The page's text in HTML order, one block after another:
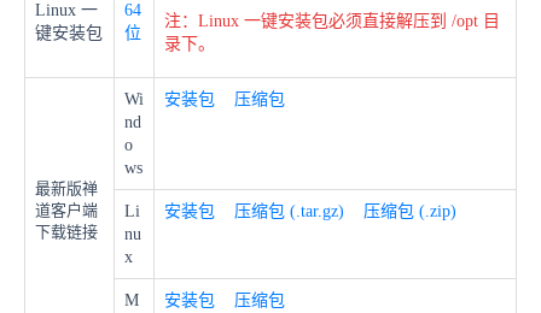
Linux 一
键安装包
64
位
注：Linux 一键安装包必须直接解压到 /opt 目
录下。
最新版禅
道客户端
下载链接
Wi
nd
o
ws
安装包 压缩包
Li
nu
x
安装包 压缩包 (.tar.gz) 压缩包 (.zip)
M
安装包 压缩包